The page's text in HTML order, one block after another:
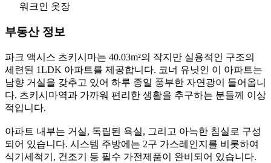
워크인 옷장
부동산 정보
파크 액시스 츠키시마는 40.03m²의 작지만 실용적인 구조의
세련된 1LDK 아파트를 제공합니다. 코너 유닛인 이 아파트는
남향 거실을 갖추고 있어 하루 종일 풍부한 자연광이 들어옵니
다. 츠키시마역과 가까워 편리한 생활을 추구하는 분들께 이상
적입니다.
아파트 내부는 거실, 독립된 욕실, 그리고 아늑한 침실로 구성
되어 있습니다. 시스템 주방에는 2구 가스레인지를 비롯하여
식기세척기, 건조기 등 필수 가전제품이 완비되어 있습니다.